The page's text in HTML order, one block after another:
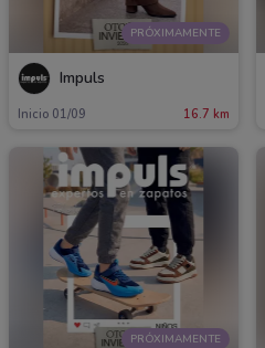
PRÓXIMAMENTE
Impuls
Inicio 01/09 16.7 km
PRÓXIMAMENTE